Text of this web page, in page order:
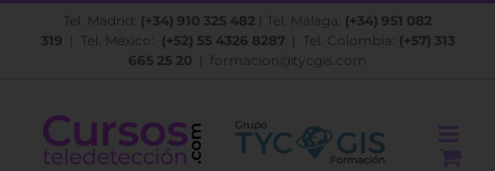
Saltar
Tel. Madrid: (+34) 910 325 482 | Tel. Málaga: (+34) 951 082
319 | Tel. México: (+52) 55 4326 8287| Tel. Colombia: (+57) 313
665 25 20
formacion@tycgis.com